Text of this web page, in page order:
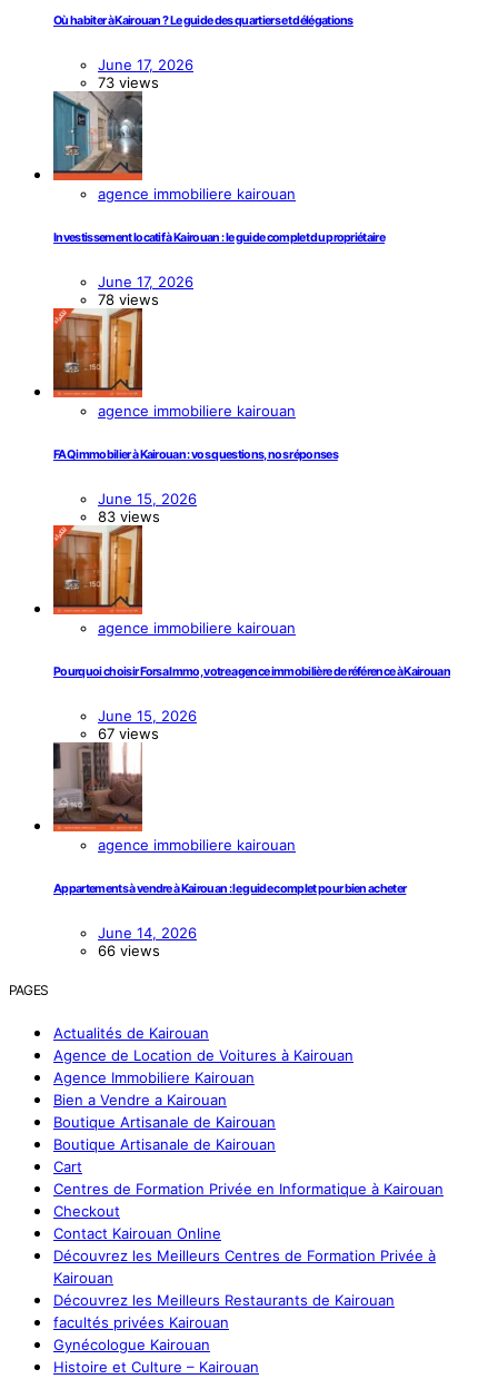
Où habiter à Kairouan ? Le guide des quartiers et délégations
June 17, 2026
73 views
agence immobiliere kairouan
Investissement locatif à Kairouan : le guide complet du propriétaire
June 17, 2026
78 views
agence immobiliere kairouan
FAQ immobilier à Kairouan : vos questions, nos réponses
June 15, 2026
83 views
agence immobiliere kairouan
Pourquoi choisir Forsa Immo, votre agence immobilière de référence à Kairouan
June 15, 2026
67 views
agence immobiliere kairouan
Appartements à vendre à Kairouan : le guide complet pour bien acheter
June 14, 2026
66 views
PAGES
Actualités de Kairouan
Agence de Location de Voitures à Kairouan
Agence Immobiliere Kairouan
Bien a Vendre a Kairouan
Boutique Artisanale de Kairouan
Boutique Artisanale de Kairouan
Cart
Centres de Formation Privée en Informatique à Kairouan
Checkout
Contact Kairouan Online
Découvrez les Meilleurs Centres de Formation Privée à
Kairouan
Découvrez les Meilleurs Restaurants de Kairouan
facultés privées Kairouan
Gynécologue Kairouan
Histoire et Culture – Kairouan